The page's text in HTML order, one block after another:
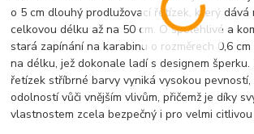
o 5 cm dlouhý prodlužovací řetízek, který dává
celkovou délku až na 50 cm. O spolehlivé a
stará zapínání na karabinu o rozměrech 0,6
na délku, jež dokonale ladí s designem
řetízek stříbrné barvy vyniká vysokou
odolností vůči vnějším vlivům, přičemž je díky
vlastnostem zcela bezpečný i pro velmi citlivou